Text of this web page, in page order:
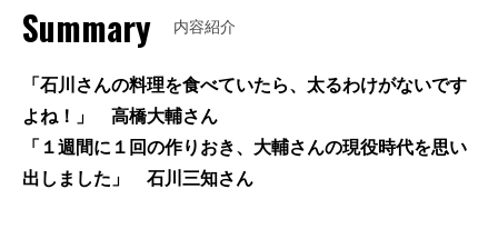
Summary 内容紹介
「石川さんの料理を食べていたら、太るわけがないです
よね！」 高橋大輔さん
「１週間に１回の作りおき、大輔さんの現役時代を思い
出しました」 石川三知さん